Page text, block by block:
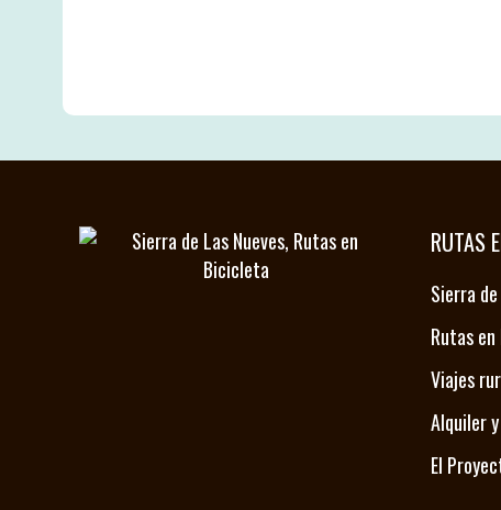
RUTAS
Sierra
Rutas
Viajes
Alquiler
El